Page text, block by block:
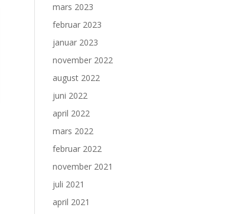
mars 2023
februar 2023
januar 2023
november 2022
august 2022
juni 2022
april 2022
mars 2022
februar 2022
november 2021
juli 2021
april 2021